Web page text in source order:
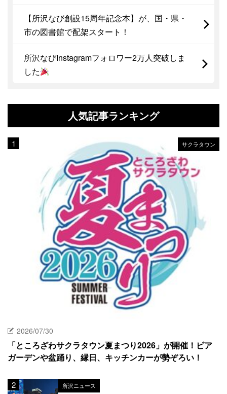
【所沢なび創設15周年記念本】が、国・県・
市の図書館で配架スタート！
所沢なびInstagramフォロワー2万人突破しま
した
人気記事ランキング
サクラタウン
2026/07/30
「ところざわサクラタウン夏まつり2026」が開催！ビア
ガーデンや盆踊り、縁日、キッチンカーが勢ぞろい！
所沢ニュース